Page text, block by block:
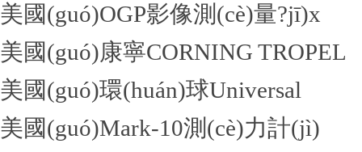
美國(guó)OGP影像測(cè)量?jī)x
美國(guó)康寧CORNING TROPEL
美國(guó)環(huán)球Universal
美國(guó)Mark-10測(cè)力計(jì)